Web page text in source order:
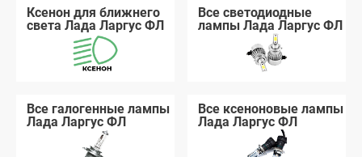
Ксенон для ближнего
света Лада Ларгус ФЛ
Все светодиодные
лампы Лада Ларгус ФЛ
Все галогенные лампы
Лада Ларгус ФЛ
Все ксеноновые лампы
Лада Ларгус ФЛ